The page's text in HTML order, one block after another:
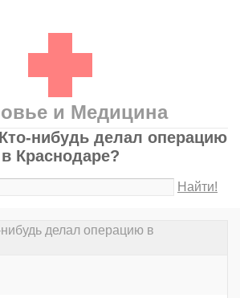
и Медицина
нибудь делал операцию
в Краснодаре?
Найти!
делал операцию в